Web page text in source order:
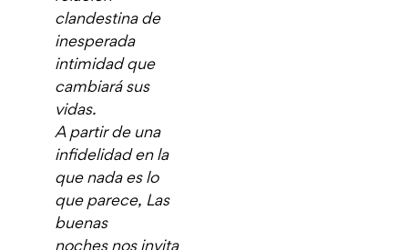
clandestina de
inesperada
intimidad que
cambiará sus
vidas.
A partir de una
infidelidad en la
que nada es lo
que parece, Las
buenas
nochesnos invita